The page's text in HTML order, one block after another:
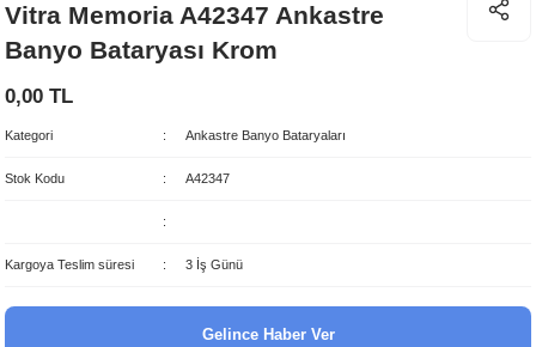
Vitra Memoria A42347 Ankastre
Banyo Bataryası Krom
0,00 TL
Kategori Ankastre Banyo Bataryaları
Stok Kodu A42347
Kargoya Teslim süresi 3 İş Günü
Gelince Haber Ver